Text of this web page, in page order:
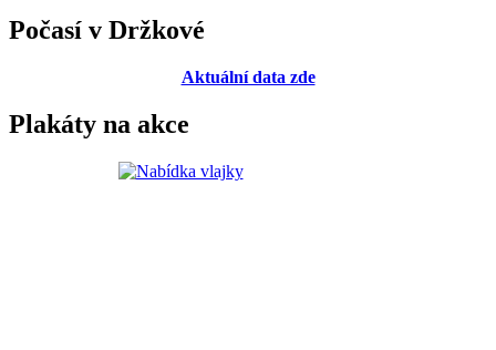
Počasí v Držkové
Aktuální data zde
Plakáty na akce